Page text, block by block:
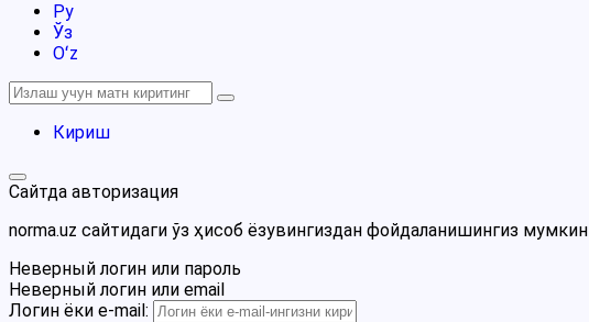
Ру
Ўз
Oʻz
Кириш
Сайтда авторизация
norma.uz сайтидаги ўз ҳисоб ёзувингиздан фойдаланишингиз мумкин
Неверный логин или пароль
Неверный логин или email
Логин ёки e-mail: